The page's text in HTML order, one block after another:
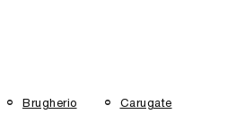
Brugherio Carugate